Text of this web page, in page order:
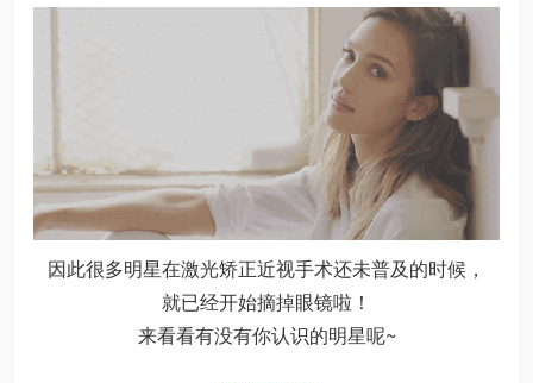
因此很多明星在激光矫正近视手术还未普及的时候，
就已经开始摘掉眼镜啦！
来看看有没有你认识的明星呢~